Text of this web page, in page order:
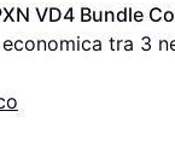
VD4 Bundle
tra 3